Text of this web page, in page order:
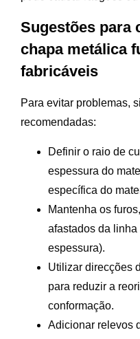
Sugestões para
chapa metálica
fabricáveis
Para evitar problemas,
recomendadas:
Definir o raio de
espessura do
específica do
Mantenha os
afastados da
espessura).
Utilizar direcções
para reduzir a
conformação.
Adicionar relevos